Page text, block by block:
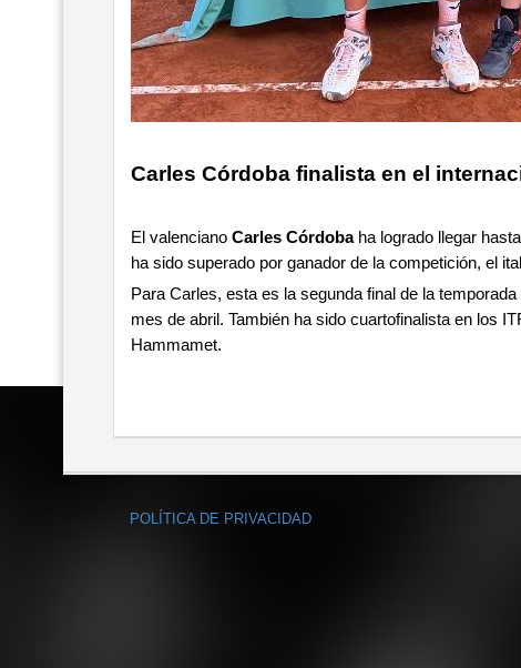
Carles Córdoba finalista en el
El valenciano Carles Córdobaha logrado llegar hasta
ha sido superado por ganador de la competición, el
Para Carles, esta es la segunda final de la
mes de abril. También ha sido cuartofinalista en los
Hammamet.
POLÍTICA DE PRIVACIDAD